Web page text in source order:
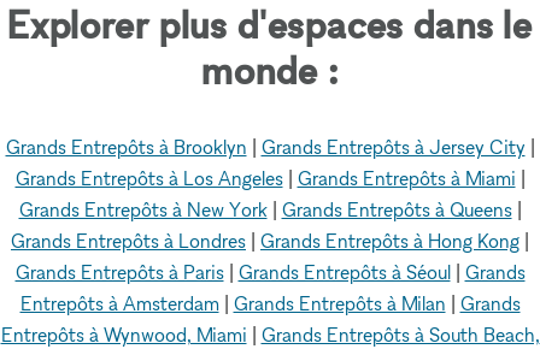
Explorer plus d'espaces dans le
monde :
Grands Entrepôts à Brooklyn Grands Entrepôts à Jersey City
Grands Entrepôts à Los Angeles| Grands Entrepôts à Miami
Grands Entrepôts à New York| Grands Entrepôts à Queens|
Grands Entrepôts à Londres Grands Entrepôts à Hong Kong
Grands Entrepôts à Paris| Grands Entrepôts à Séoul| Grands
Entrepôts à Amsterdam| Grands Entrepôts à Milan
Grands
Entrepôts à Wynwood, Miami
Grands Entrepôts à South Beach,